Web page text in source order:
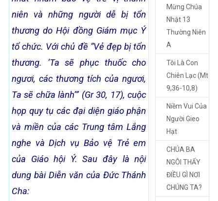
niên và những người dễ bị tổn
thương do Hội đồng Giám mục Ý
tổ chức. Với chủ đề “Vẻ đẹp bị tổn
thương. ‘Ta sẽ phục thuốc cho
ngươi, các thương tích của ngươi,
Ta sẽ chữa lành’” (Gr 30, 17), cuộc
họp quy tụ các đại diện giáo phận
và miền của các Trung tâm Lắng
nghe và Dịch vụ Bảo vệ Trẻ em
của Giáo hội Ý. Sau đây là nội
dung bài Diễn văn của Đức Thánh
Cha:
Mừng Chúa
Nhật 13
Thường Niên
A
Tôi Là Con
Chiên Lạc (Mt
9,36-10,8)
Niềm Vui Của
Người Gieo
Hạt
CHÚA BA
NGÔI THẤY
ĐIỀU GÌ NƠI
CHÚNG TA?